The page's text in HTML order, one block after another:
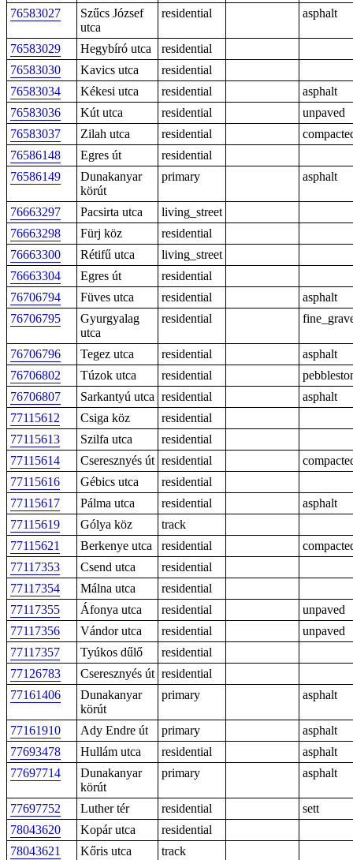
76583027
Szűcs József
utca
residential asphalt
76583029 Hegybíró utca
residential
76583030
Kavics utca
residential
76583034
Kékesi utca residential
asphalt
76583036
Kút utca residential
unpaved
76583037
Zilah utca residential
76586148
Egres út
residential
76586149
Dunakanyar
körút
primary asphalt
76663297 Pacsirta utca
living_street
76663298
Fürj köz
residential
76663300
Rétifű utca
living_street
76663304
Egres út
residential
76706794
Füves utca residential
asphalt
76706795
Gyurgyalag
utca
residential
76706796 Tegez utca residential
asphalt
76706802
Túzok utca residential
76706807
Sarkantyú utca residential
asphalt
77115612
Csiga köz
residential
77115613
Szilfa utca
residential
77115614
Cseresznyés út residential
77115616
Gébics utca
residential
77115617
Pálma utca residential
asphalt
77115619
Gólya köz
track
77115621
Berkenye utca residential
77117353
Csend utca
residential
77117354
Málna utca
residential
77117355
Áfonya utca residential
unpaved
77117356
Vándor utca residential
unpaved
77117357
Tyúkos dűlő
residential
77126783
Cseresznyés út residential
77161406
Dunakanyar
körút
primary asphalt
77161910 Ady Endre út primary
asphalt
77693478
Hullám utca residential
asphalt
77697714
Dunakanyar
körút
primary asphalt
77697752 Luther tér residential
sett
78043620
Kopár utca
residential
78043621
Kőris utca track